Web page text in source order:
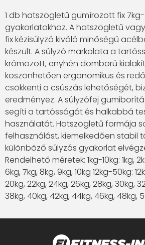
1 db hatszögletű gumírozott fix
gyakorlatokhoz. A hatszögletű
fix kézisúlyzó kiváló minőségű
készült. A súlyzó markolata a
krómozott, enyhén domború
köszönhetően ergonomikus és
csökkenti a csúszás lehetőségét,
eredményez. A súlyzófej
segíti a tartósságát és halkabbá
használatát. Hatszögletű formája
felhasználást, kiemelkedően stabil
különböző súlyzós gyakorlat
Rendelhető méretek: 1kg-10kg: 1kg,
6kg, 7kg, 8kg, 9kg, 10kg 12kg-50kg:
20kg, 22kg, 24kg, 26kg, 28kg, 30kg,
38kg, 40kg, 42kg, 44kg, 46kg, 48kg,